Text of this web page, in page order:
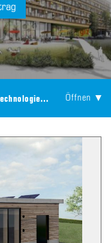
Technologie: CEILTEC®
Öffnen